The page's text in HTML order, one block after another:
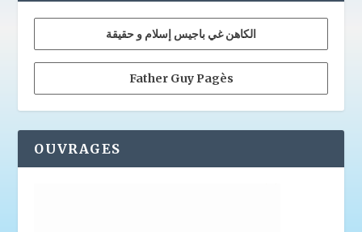
الكاهن غي باجيس إسلام و حقيقة
Father Guy Pagès
OUVRAGES